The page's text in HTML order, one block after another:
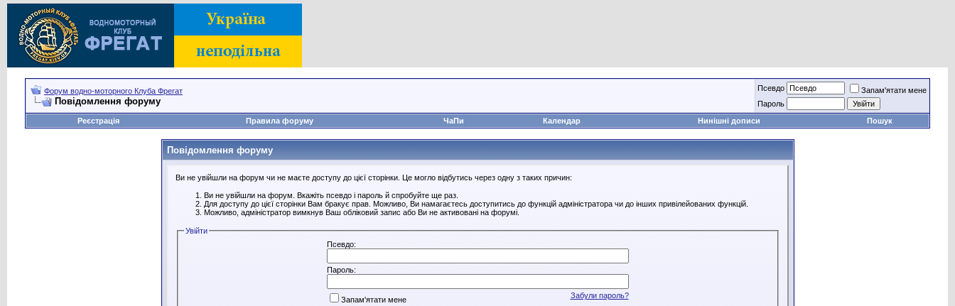
Форум водно-моторного Клуба Фрегат
Повідомлення форуму
Псевдо
Запам'ятати мене
Пароль
Реєстрація
Правила форуму ЧаПи Календар Нинішні дописи Пошук
Повідомлення форуму
Ви не увійшли на форум чи не маєте доступу до цієї сторінки. Це могло відбутись через одну з таких причин:
Ви не увійшли на форум. Вкажіть псевдо і пароль й спробуйте ще раз.
Для доступу до цієї сторінки Вам бракує прав. Можливо, Ви намагаєтесь доступитись до функцій адміністратора чи до інших привілейованих функцій.
Можливо, адміністратор вимкнув Ваш обліковий запис або Ви не активовані на форумі.
Увійти
Псевдо:
Пароль:
Забули пароль?
Запам'ятати мене